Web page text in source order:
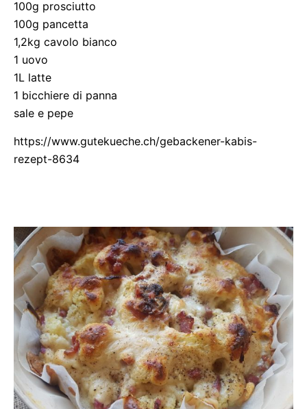
100g prosciutto
100g pancetta
1,2kg cavolo bianco
1 uovo
1L latte
1 bicchiere di panna
sale e pepe
https://www.gutekueche.ch/gebackener-kabis-
rezept-8634